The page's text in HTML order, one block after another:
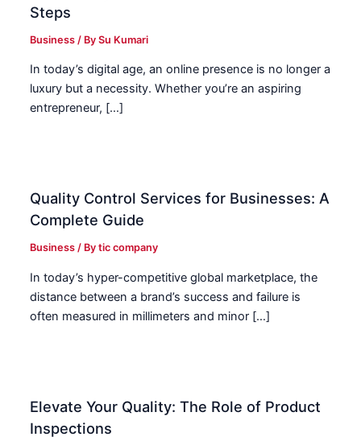
Steps
Business / BySu Kumari
In today’s digital age, an online presence is no longer a
luxury but a necessity. Whether you’re an aspiring
entrepreneur, […]
Quality Control Services for Businesses: A
Complete Guide
Business / Bytic company
In today’s hyper-competitive global marketplace, the
distance between a brand’s success and failure is
often measured in millimeters and minor […]
Elevate Your Quality: The Role of Product
Inspections